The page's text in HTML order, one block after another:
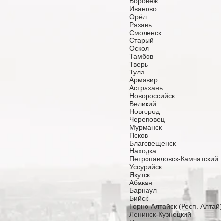
Иваново
Орёл
Рязань
Смоленск
Старый
Оскол
Тамбов
Тверь
Тула
Армавир
Астрахань
Новороссийск
Великий
Новгород
Череповец
Мурманск
Псков
Благовещенск
Находка
Петропавловск-Камчатский
Уссурийск
Якутск
Абакан
Барнаул
Бийск
Горно-Алтайск (Респ.
Ленинск-Кузнецкий